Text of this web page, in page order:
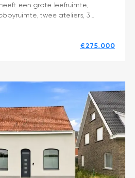
een grote leefruimte,
twee ateliers, 3…
€275.000